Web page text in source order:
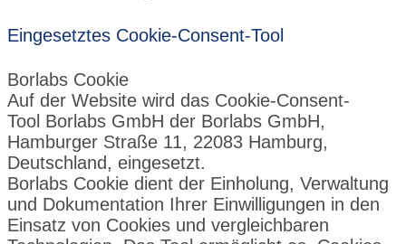
Eingesetztes Cookie-Consent-Tool
Borlabs Cookie
Auf der Website wird das Cookie-Consent-
Tool Borlabs GmbH der Borlabs GmbH,
Hamburger Straße 11, 22083 Hamburg,
Deutschland, eingesetzt.
Borlabs Cookie dient der Einholung, Verwaltung
und Dokumentation Ihrer Einwilligungen in den
Einsatz von Cookies und vergleichbaren